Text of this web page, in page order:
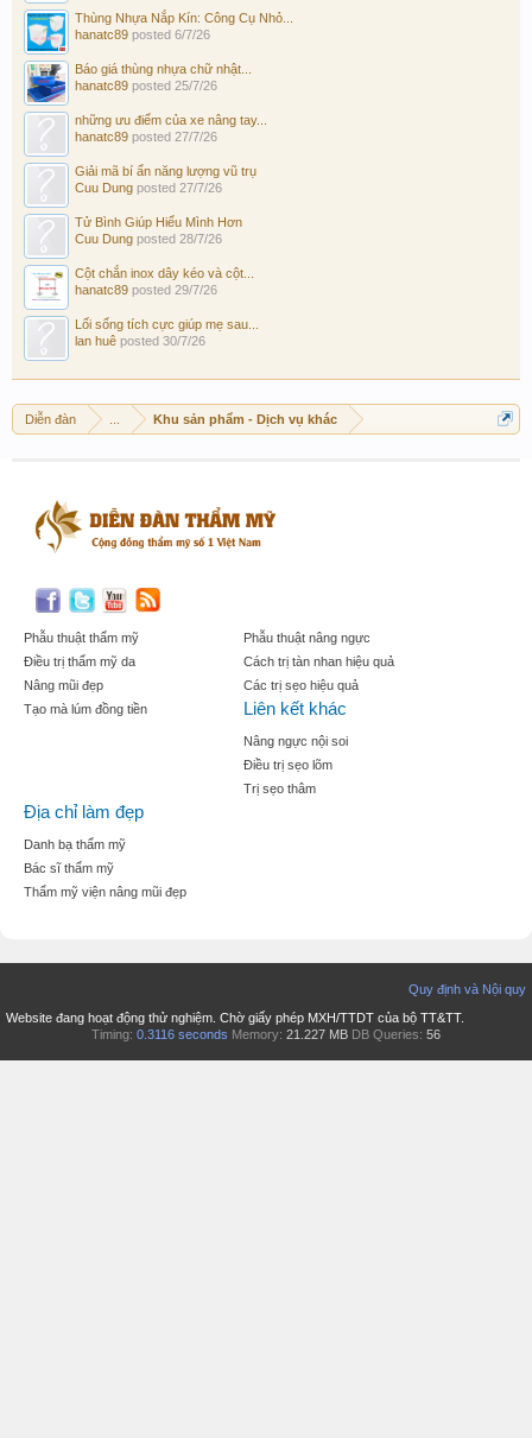
Thùng Nhựa Nắp Kín: Công Cụ Nhỏ...
hanatc89 posted 6/7/26
Báo giá thùng nhựa chữ nhật...
hanatc89 posted 25/7/26
những ưu điểm của xe nâng tay...
hanatc89 posted 27/7/26
Giải mã bí ẩn năng lượng vũ trụ
Cuu Dung posted 27/7/26
Tử Bình Giúp Hiểu Mình Hơn
Cuu Dung posted 28/7/26
Cột chắn inox dây kéo và cột...
hanatc89 posted 29/7/26
Lối sống tích cực giúp mẹ sau...
lan huê posted 30/7/26
Diễn đàn Khu sản phẩm - Dịch vụ khác
Phẫu thuật thẩm mỹ
Điều trị thẩm mỹ da
Nâng mũi đẹp
Tạo mà lúm đồng tiền
Phẫu thuật nâng ngực
Cách trị tàn nhan hiệu quả
Các trị sẹo hiệu quả
Liên kết khác
Nâng ngực nội soi
Điều trị sẹo lõm
Trị sẹo thâm
Địa chỉ làm đẹp
Danh bạ thẩm mỹ
Bác sĩ thẩm mỹ
Thẩm mỹ viện nâng mũi đẹp
Quy định và Nội quy
Website đang hoạt động thử nghiệm. Chờ giấy phép MXH/TTDT của bộ TT&TT.
Timing: 0.3116 seconds Memory: 21.227 MB DB Queries: 56